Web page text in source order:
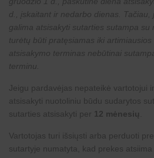
d., įskaitant ir nedarbo dienas.
galima atsisakyti sutarties sutampa su
turėtų būti pratęsiamas iki
atsisakymo terminas nebūtinai
terminu.
Jeigu pardavėjas nepateikė vartotojui
atsisakyti nuotoliniu būdu sudarytos
sutarties atsisakyti per 12 mėnesių
Vartotojas turi išsiųsti arba perduoti
sutartyje numatyta, kad prekes atsiima